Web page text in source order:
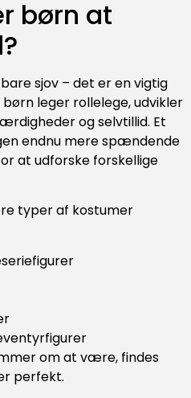
børn at
sjov – det er en vigtig
leger rollelege, udvikler
og selvtillid. Et
endnu mere spændende
at udforske forskellige
typer af kostumer
om at være, findes
perfekt.